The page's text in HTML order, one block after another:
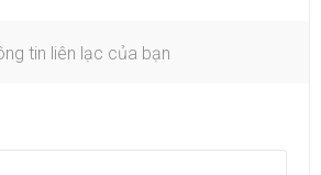
tin liên lạc của bạn